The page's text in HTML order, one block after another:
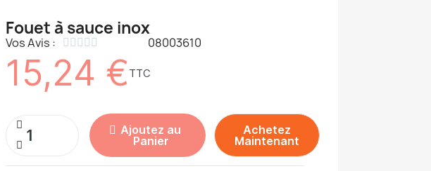
Fouet à sauce inox
Vos Avis :      08003610
15,24 €TTC
Ajoutez au
Panier
Achetez
Maintenant